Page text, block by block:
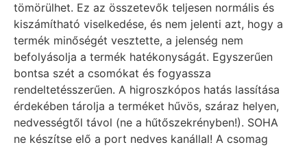
tömörülhet. Ez az összetevők teljesen normális és
kiszámítható viselkedése, és nem jelenti azt, hogy a
termék minőségét vesztette, a jelenség nem
befolyásolja a termék hatékonyságát. Egyszerűen
bontsa szét a csomókat és fogyassza
rendeltetésszerűen. A higroszkópos hatás lassítása
érdekében tárolja a terméket hűvös, száraz helyen,
nedvességtől távol (ne a hűtőszekrényben!). SOHA
ne készítse elő a port nedves kanállal! A csomag